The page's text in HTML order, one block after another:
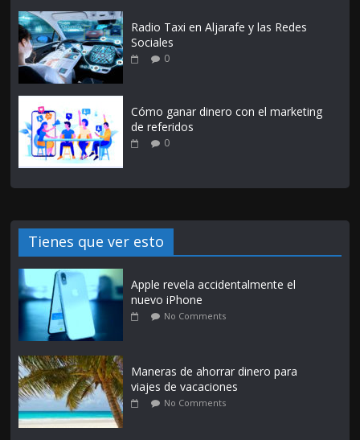
Radio Taxi en Aljarafe y las Redes
Sociales
0
Cómo ganar dinero con el marketing
de referidos
0
Tienes que ver esto
Apple revela accidentalmente el
nuevo iPhone
No Comments
Maneras de ahorrar dinero para
viajes de vacaciones
No Comments